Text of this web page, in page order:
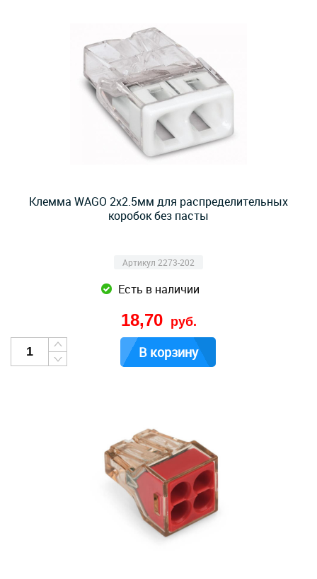
Клемма WAGO 2x2.5мм для распределительных
коробок без пасты
Артикул 2273-202
Есть в наличии
18,70 руб.
В корзину